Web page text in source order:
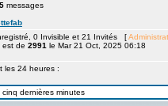
messages
0 Invisible et 21 Invités [
est de 2991 le Mar 21 Oct, 2025 06:18
les 24 heures :
dernières minutes